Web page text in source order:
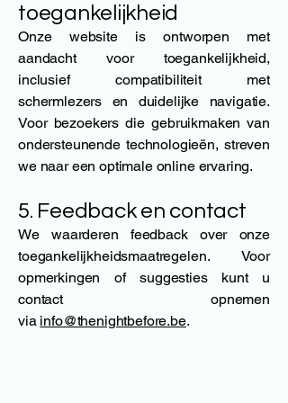
toegankelijkheid
Onze website is ontworpen met
aandacht voor toegankelijkheid,
inclusief compatibiliteit met
schermlezers en duidelijke navigatie.
Voor bezoekers die gebruikmaken van
ondersteunende technologieën, streven
we naar een optimale online ervaring.
5. Feedback en contact
We waarderen feedback over onze
toegankelijkheidsmaatregelen. Voor
opmerkingen of suggesties kunt u
contact opnemen
via info@thenightbefore.be.